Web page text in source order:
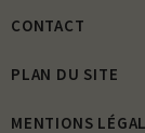
CONTACT
PLAN DU SITE
MENTIONS